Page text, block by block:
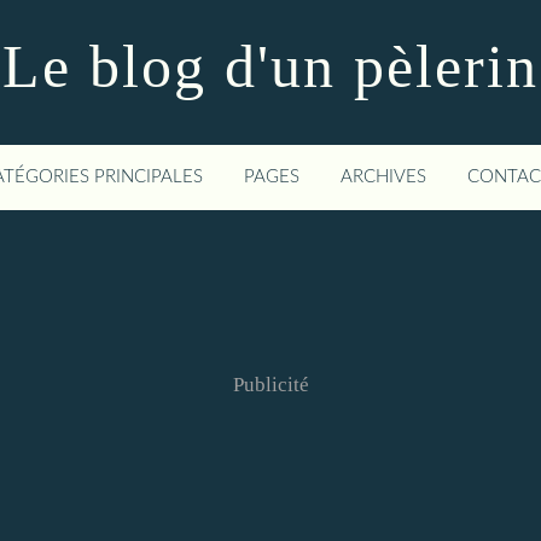
Le blog d'un pèlerin
PRINCIPALES PAGES ARCHIVES
Publicité